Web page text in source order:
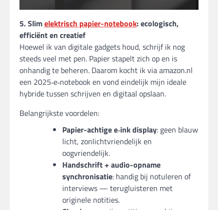
5. Slimelektrisch papier-notebook: ecologisch,
efficiënt en creatief
Hoewel ik van digitale gadgets houd, schrijf ik nog
steeds veel met pen. Papier stapelt zich op en is
onhandig te beheren. Daarom kocht ik via amazon.nl
een 2025‑e‑notebook en vond eindelijk mijn ideale
hybride tussen schrijven en digitaal opslaan.
Belangrijkste voordelen:
Papier-achtige e‑ink display: geen blauw
licht, zonlichtvriendelijk en
oogvriendelijk.
Handschrift + audio-opname
synchronisatie: handig bij notuleren of
interviews — terugluisteren met
originele notities.